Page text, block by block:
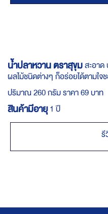
น้ำปลาหวาน ตราสุขุมสะอา
ผลไม้ชนิดต่างๆ ก็อร่อยได้ตามใจ
ปริมาณ 260 กรัม ราคา 69 บาท
สินค้ามีอายุ1 ปี
รี